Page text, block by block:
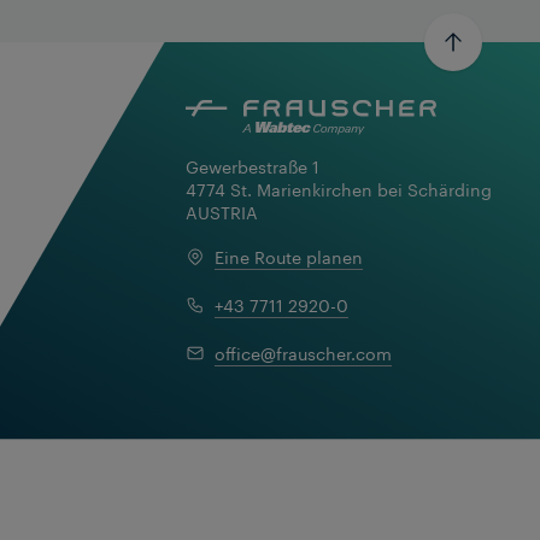
Gewerbestraße 1
4774 St. Marienkirchen bei Schärding
AUSTRIA
Eine Route planen
+43 7711 2920-0
office@frauscher.com